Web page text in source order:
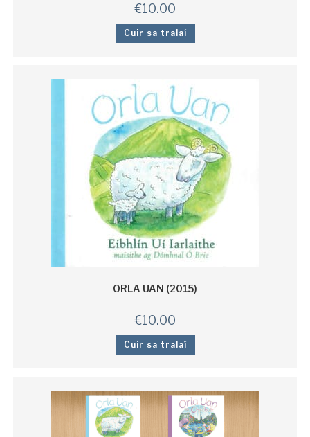
€10.00
Cuir sa tralaí
ORLA UAN (2015)
€10.00
Cuir sa tralaí